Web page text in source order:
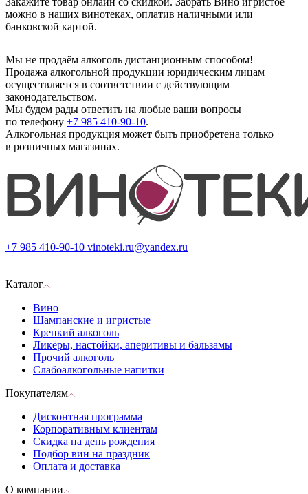
можно в наших винотеках, оплатив наличными или
банковской картой.
Мы не продаём алкоголь дистанционным способом!
Продажа алкогольной продукции юридическим лицам
осуществляется в соответствии с действующим
законодательством.
Мы будем рады ответить на любые ваши вопросы
по телефону +7 985 410-90-10.
Алкогольная продукция может быть приобретена только
в розничных магазинах.
+7 985 410-90-10 vinoteki.ru@yandex.ru
Каталог
Вино
Шампанские и игристые
Крепкий алкоголь
Ликёры, настойки, аперитивы и бальзамы
Прочий алкоголь
Слабоалкогольные напитки
Покупателям
Дисконтная программа
Корпоративным клиентам
Скидка на день рождения
Подбор вин на праздник
Оплата и доставка
О компании